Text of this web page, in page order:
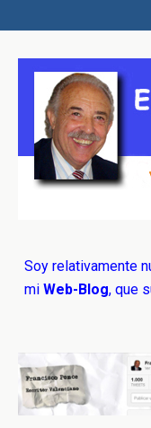
Soy relativamente
mi Web-Blog, que